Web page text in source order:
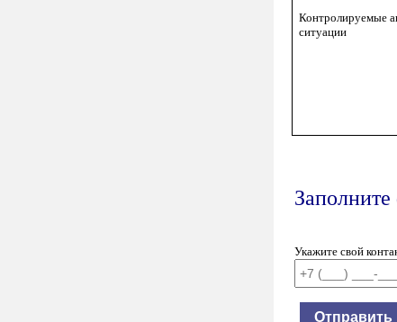
Контролируемые
ситуации
Заполните
Укажите свой